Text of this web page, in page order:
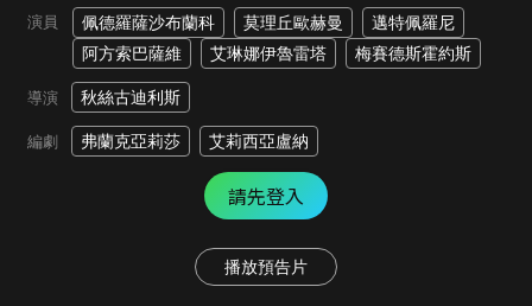
演員 佩德羅薩沙布蘭科 莫理丘歐赫曼
邁特佩羅尼
阿方索巴薩維
艾琳娜伊魯雷塔 梅賽德斯霍約斯
導演 秋絲古迪利斯
編劇 弗蘭克亞莉莎 艾莉西亞盧納
請先登入
播放預告片